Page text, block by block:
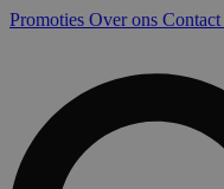
Promoties Over ons Contact